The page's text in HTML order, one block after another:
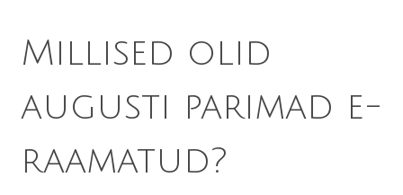
Millised olid
augusti parimad e-
raamatud?